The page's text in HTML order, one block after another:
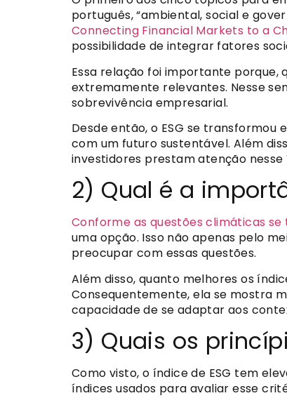
português, “ambiental, social e
Connecting Financial Markets to a
possibilidade de integrar fatores
Essa relação foi importante porque,
extremamente relevantes. Nesse
sobrevivência empresarial.
Desde então, o ESG se
com um futuro sustentável. Além
investidores prestam atenção
2) Qual é a
Conforme as questões climáticas
uma opção. Isso não apenas pelo
preocupar com essas questões.
Além disso, quanto melhores os
Consequentemente, ela se mostra
capacidade de se adaptar aos
3) Quais os
Como visto, o índice de ESG tem
índices usados para avaliar esse